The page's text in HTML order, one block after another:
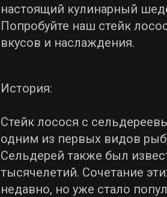
настоящий кулинарный
Попробуйте наш стейк
вкусов и наслаждения.
История:
Стейк лосося с
одним из первых видов
Сельдерей также был
тысячелетий. Сочетание
недавно, но уже стало